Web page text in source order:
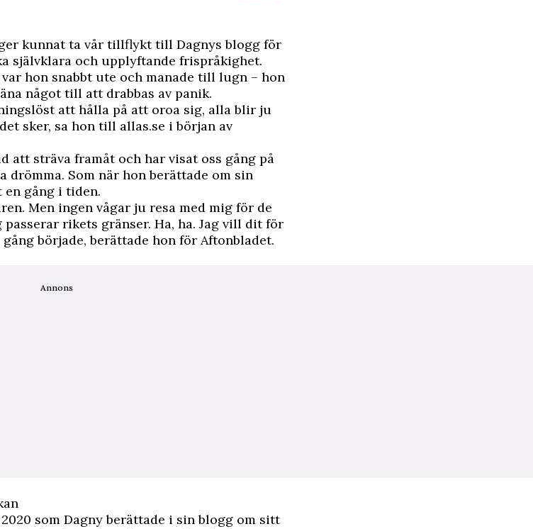
kunnat ta vår tillflykt till Dagnys blogg för
självklara och upplyftande frispråkighet.
hon snabbt ute och manade till lugn – hon
något till att drabbas av panik.
att hålla på att oroa sig, alla blir ju
sker, sa hon till allas.se i början av
att sträva framåt och har visat oss gång på
drömma. Som när hon berättade om sin
gång i tiden.
Men ingen vågar ju resa med mig för de
rikets gränser. Ha, ha. Jag vill dit för
började, berättade hon för Aftonbladet.
Annons
som Dagny berättade i sin blogg om sitt